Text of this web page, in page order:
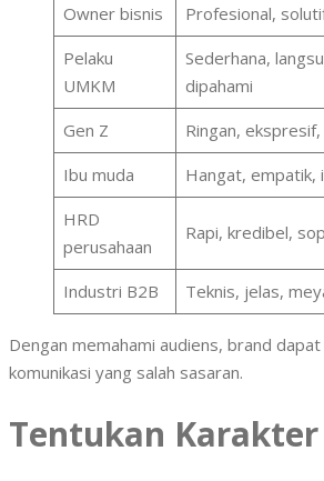
Owner bisnis
Profesional,
Pelaku
UMKM
Sederhana,
dipahami
Gen Z
Ringan,
Ibu muda
Hangat, empatik,
HRD
perusahaan
Rapi, kredibel,
Industri B2B Teknis, jelas,
Dengan memahami audiens, brand
komunikasi yang salah sasaran.
Tentukan